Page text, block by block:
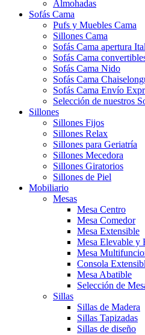
Almohadas
Sofás Cama
Pufs y Muebles Cama
Sillones Cama
Sofás Cama apertura
Sofás Cama
Sofás Cama Nido
Sofás Cama
Sofás Cama Envío
Selección de nuestros
Sillones
Sillones Fijos
Sillones Relax
Sillones para Geriatría
Sillones Mecedora
Sillones Giratorios
Sillones de Piel
Mobiliario
Mesas
Mesa Centro
Mesa Comedor
Mesa Extensible
Mesa Elevable y
Mesa
Consola
Mesa Abatible
Selección de
Sillas
Sillas de Madera
Sillas Tapizadas
Sillas de diseño